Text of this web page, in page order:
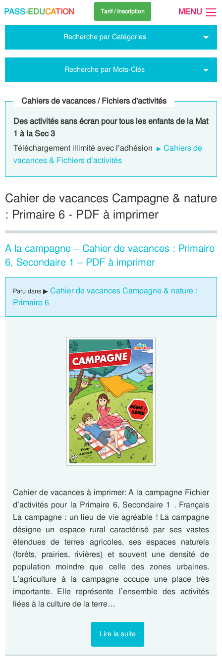
PASS-EDUCATION Tarif / Inscription MENU
Recherche par Catégories
Recherche par Mots-Clés
Cahiers de vacances / Fichiers d'activités
Des activités sans écran pour tous les enfants de la Mat
1 à la Sec 3
Téléchargement illimité avec l’adhésion
Cahiers de
vacances & Fichiers d’activités
Cahier de vacances Campagne & nature
: Primaire 6 - PDF à imprimer
A la campagne – Cahier de vacances : Primaire
6, Secondaire 1 – PDF à imprimer
Paru dans ▶ Cahier de vacances Campagne & nature :
Primaire 6
Cahier de vacances à imprimer: A la campagne Fichier
d’activités pour la Primaire 6, Secondaire 1 . Français
La campagne : un lieu de vie agréable ! La campagne
désigne un espace rural caractérisé par ses vastes
étendues de terres agricoles, ses espaces naturels
(forêts, prairies, rivières) et souvent une densité de
population moindre que celle des zones urbaines.
L’agriculture à la campagne occupe une place très
importante. Elle représente l’ensemble des activités
liées à la culture de la terre…
Lire la suite